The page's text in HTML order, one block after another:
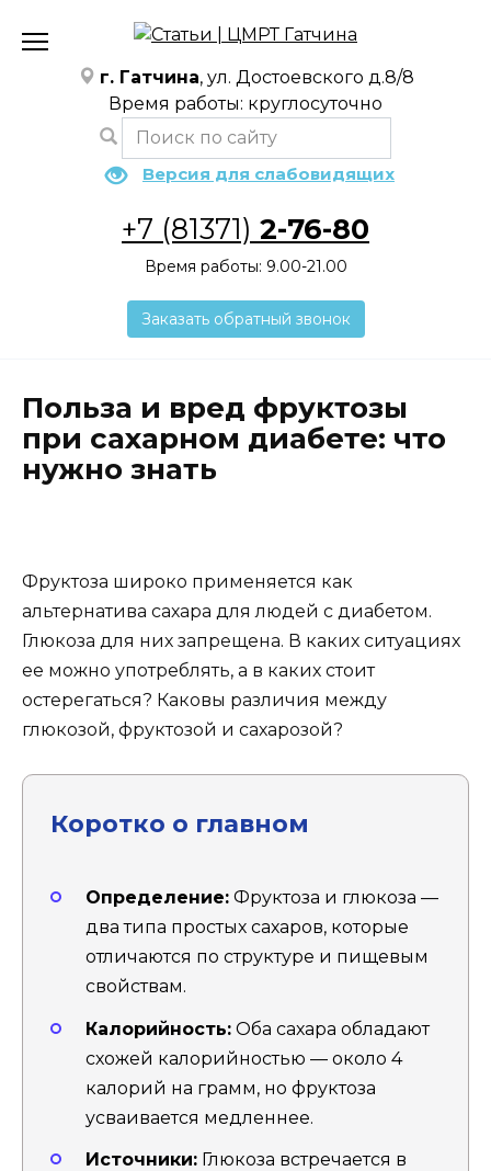
содержанию
г. Гатчина, ул. Достоевского д.8/8
Время работы: круглосуточно
Версия для слабовидящих
+7 (81371) 2-76-80
Время работы: 9.00-21.00
Заказать обратный звонок
Польза и вред фруктозы
при сахарном диабете: что
нужно знать
Фруктоза широко применяется как
альтернатива сахара для людей с диабетом.
Глюкоза для них запрещена. В каких ситуациях
ее можно употреблять, а в каких стоит
остерегаться? Каковы различия между
глюкозой, фруктозой и сахарозой?
Коротко о главном
Определение: Фруктоза и глюкоза —
два типа простых сахаров, которые
отличаются по структуре и пищевым
свойствам.
Калорийность: Оба сахара обладают
схожей калорийностью — около 4
калорий на грамм, но фруктоза
усваивается медленнее.
Источники: Глюкоза встречается в